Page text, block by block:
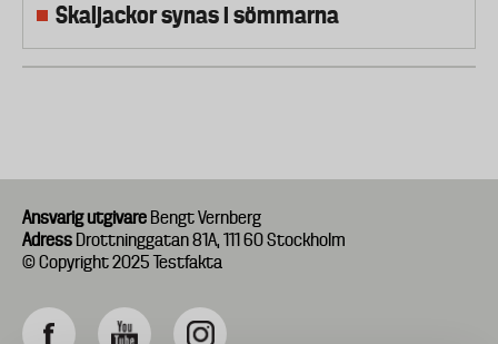
Skaljackor synas i sömmarna
Ansvarig utgivare Bengt Vernberg
Adress Drottninggatan 81A, 111 60 Stockholm
© Copyright 2025 Testfakta